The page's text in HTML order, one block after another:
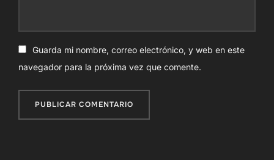
Guarda mi nombre, correo electrónico, y web en este
navegador para la próxima vez que comente.